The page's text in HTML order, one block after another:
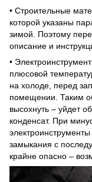
• Строительные
которой указаны
зимой. Поэтому
описание и
•
плюсовой
на холоде, перед
помещении. Таким
высохнуть – уйдет
конденсат. При
замыкания с
крайне опасно –